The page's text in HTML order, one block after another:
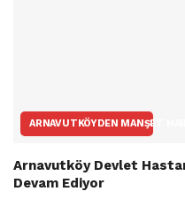
ARNAVUTKÖYDEN MANŞET
Arnavutköy Devlet
Devam Ediyor